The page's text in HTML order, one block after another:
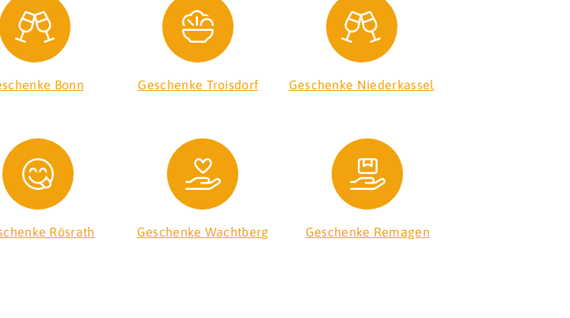
Bonn Geschenke Troisdorf Geschenke Niederkassel
Rösrath Geschenke Wachtberg Geschenke Remagen